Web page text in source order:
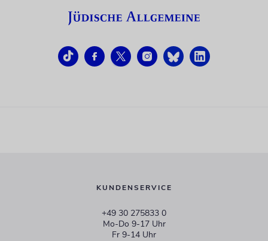
KUNDENSERVICE
+49 30 275833 0
Mo-Do 9-17 Uhr
Fr 9-14 Uhr